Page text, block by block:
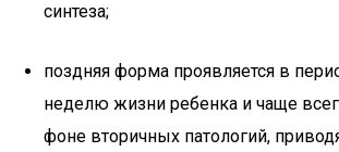
синтеза;
поздняя форма проявляется в
неделю жизни ребенка и чаще
фоне вторичных патологий,